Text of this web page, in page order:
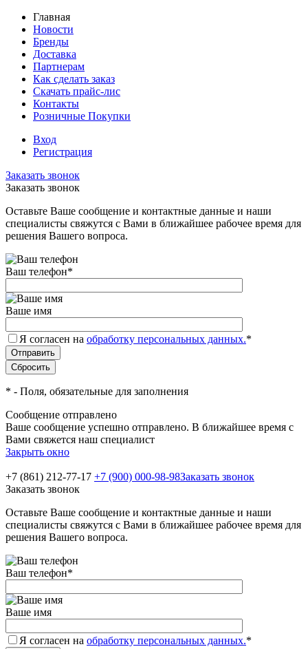
Главная
Новости
Бренды
Доставка
Партнерам
Как сделать заказ
Скачать прайс-лис
Контакты
Розничные Покупки
Вход
Регистрация
Заказать звонок
Заказать звонок
Оставьте Ваше сообщение и контактные данные и наши
специалисты свяжутся с Вами в ближайшее рабочее время для
решения Вашего вопроса.
Ваш телефон*
Ваше имя
Я согласен на обработку персональных данных.*
* - Поля, обязательные для заполнения
Сообщение отправлено
Ваше сообщение успешно отправлено. В ближайшее время с
Вами свяжется наш специалист
Закрыть окно
+7 (861) 212-77-17 +7 (900) 000-98-98Заказать звонок
Заказать звонок
Оставьте Ваше сообщение и контактные данные и наши
специалисты свяжутся с Вами в ближайшее рабочее время для
решения Вашего вопроса.
Ваш телефон*
Ваше имя
Я согласен на обработку персональных данных.*